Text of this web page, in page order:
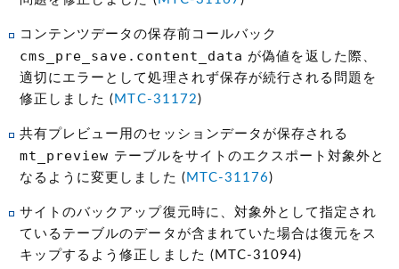
コンテンツデータの保存前コールバック
cms_pre_save.content_data が偽値を返した際、
適切にエラーとして処理されず保存が続行される問題を
修正しました ( MTC-31172 )
共有プレビュー用のセッションデータが保存される
mt_preview テーブルをサイトのエクスポート対象外と
なるように変更しました ( MTC-31176 )
サイトのバックアップ復元時に、対象外として指定され
ているテーブルのデータが含まれていた場合は復元をス
キップするよう修正しました (MTC-31094)